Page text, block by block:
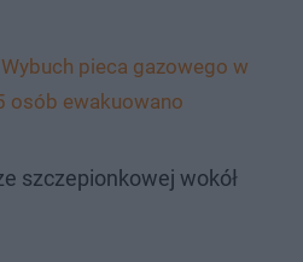
pieca gazowego w
osób ewakuowano
szczepionkowej wokół